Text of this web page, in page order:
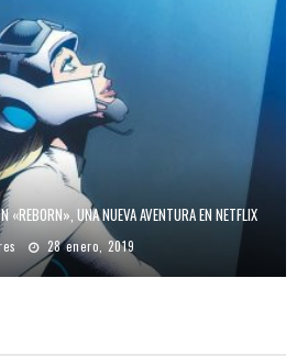
«REBORN», UNA NUEVA AVENTURA EN NETFLIX
28 enero, 2019